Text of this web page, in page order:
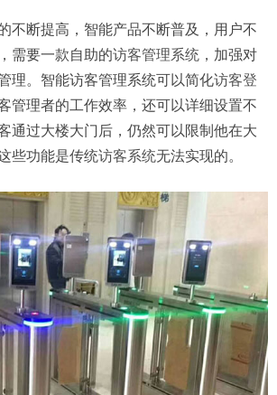
不断提高，智能产品不断普及，用户不
需要一款自助的访客管理系统 ，加强对
理。智能访客管理系统可以简化访客登
管理者的工作效率，还可以详细设置不
通过大楼大门后，仍然可以限制他在大
些功能是传统访客系统无法实现的。